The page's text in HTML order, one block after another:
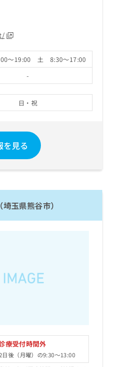
～19:00 土 8:30～17:00
-
日・祝
を見る
玉県熊谷市）
療受付時間外
日後（月曜）の9:30～13:00